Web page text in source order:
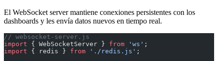
El WebSocket server mantiene conexiones persistentes con los
dashboards y les envía datos nuevos en tiempo real.
// websocket-server.js
import { WebSocketServer } from 'ws' ;
import { redis } from './redis.js' ;